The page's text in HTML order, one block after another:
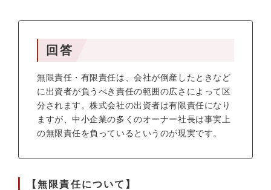
回答
無限責任・有限責任は、会社が倒産したときなど
に出資者が負うべき責任の範囲の広さによって区
分されます。株式会社の出資者は有限責任になり
ますが、中小企業の多くのオーナー社長は事実上
の無限責任を負っているというのが現実です。
【無限責任について】